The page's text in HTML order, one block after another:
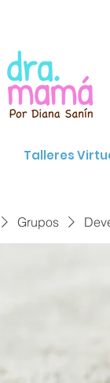
Talleres
Grupos